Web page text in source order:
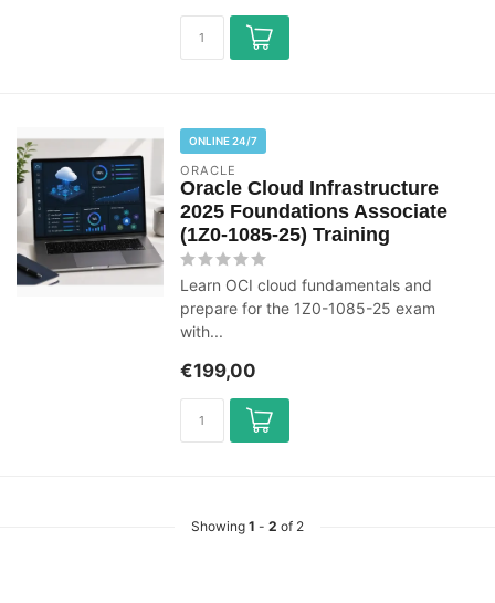
ONLINE 24/7
ORACLE
Oracle Cloud Infrastructure
2025 Foundations Associate
(1Z0-1085-25) Training
Learn OCI cloud fundamentals and
prepare for the 1Z0-1085-25 exam
with...
€199,00
Showing 1 - 2 of 2